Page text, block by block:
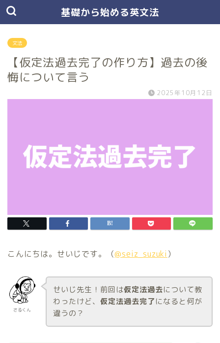
基礎から始める英文法
文法
【仮定法過去完了の作り方】過去の後
悔について言う
2025年10月12日
こんにちは。せいじです。（@seiz_suzuki ）
さるくん
せいじ先生！前回は仮定法過去について教
わったけど、 仮定法過去完了になると何が
違うの？